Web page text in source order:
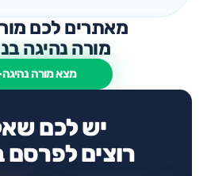
מאתרים לכם
מורה נהיגה
מצא מורה נהיגה
יש לכם
רוצים